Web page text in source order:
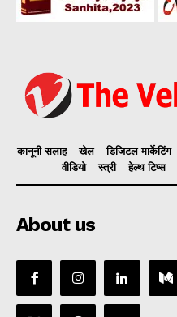
कानूनी सलाह खेल डिजिटल मार्केटिंग
वीडियो
स्त्री हेल्थ टिप्स
About us